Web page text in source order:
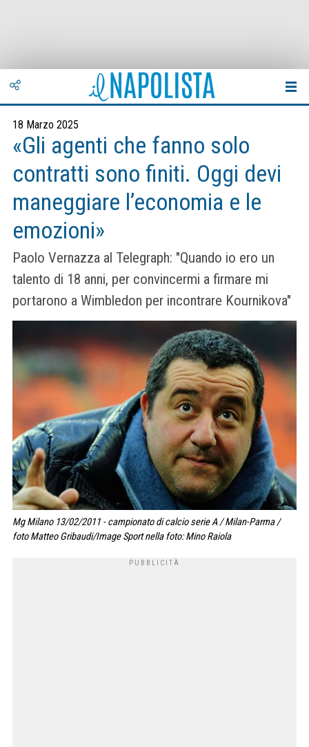
18 Marzo 2025
«Gli agenti che fanno solo
contratti sono finiti. Oggi devi
maneggiare l’economia e le
emozioni»
Paolo Vernazza al Telegraph: "Quando io ero un
talento di 18 anni, per convincermi a firmare mi
portarono a Wimbledon per incontrare Kournikova"
Mg Milano 13/02/2011 - campionato di calcio serie A / Milan-Parma /
foto Matteo Gribaudi/Image Sport nella foto: Mino Raiola